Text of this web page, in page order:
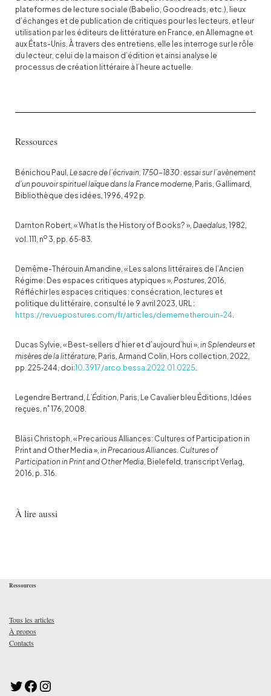
plateformes de lecture sociale (Babelio, Goodreads, etc.), lieux
d’échanges et de publication de critiques pour les lecteurs, et leur
utilisation par les éditeurs de littérature en France, en Allemagne et
aux États-Unis. À travers des entretiens, elle les interroge sur le rôle
du lecteur, celui de la maison d’édition et ainsi analyse le
processus de création littéraire à l’heure actuelle.
Ressources
Bénichou Paul, Le sacre de l’écrivain, 1750-1830 : essai sur l’avènement
d’un pouvoir spirituel laïque dans la France moderne , Paris, Gallimard,
Bibliothèque des idées, 1996, 492 p.
Darnton Robert, « What Is the History of Books? », Daedalus , 1982,
vol. 111, no 3, pp. 65‑83.
Demême-Thérouin Amandine, « Les salons littéraires de l’Ancien
Régime : Des espaces critiques atypiques », Postures , 2016,
Réfléchir les espaces critiques : consécration, lectures et
politique du littéraire, consulté le 9 avril 2023, URL :
https://revuepostures.com/fr/articles/dememetherouin-24
Ducas Sylvie, « Best-sellers d’hier et d’aujourd’hui », inSplendeurs et
misères de la littérature , Paris, Armand Colin, Hors collection, 2022,
pp. 225‑244, doi:10.3917/arco.bessa.2022.01.0225
Legendre Bertrand, L’Édition , Paris, Le Cavalier bleu Éditions, Idées
reçues, n˚ 176, 2008.
Bläsi Christoph, « Precarious Alliances: Cultures of Participation in
Print and Other Media », inPrecarious Alliances. Cultures of
Participation in Print and Other Media , Bielefeld, transcript Verlag,
2016, p. 316.
À lire aussi
Ressources
Tous les articles
À propos
Contacts